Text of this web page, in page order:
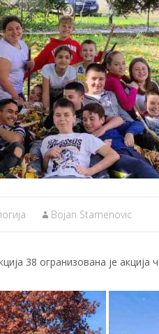
Bojan Stamenovic
38 огранизована је акција